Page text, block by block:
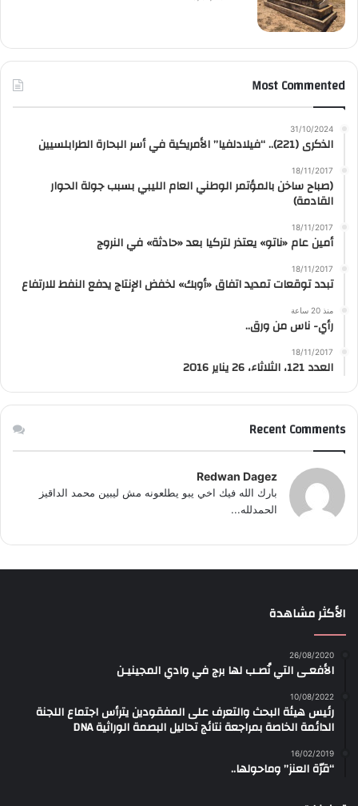
Most Commented
31/10/2024
الذكرى (221).. “فيلادلفيا” الأمريكية في أسر البحارة الطرابلسيين
18/11/2017
(صباح ساخن بالمؤتمر الوطني العام الليبي بسبب جولة الحوار
القادمة)
18/11/2017
أمين عام «ناتو» يعتذر لتركيا بعد «حادثة» في النروج
18/11/2017
تبدد توقعات تمديد اتفاق «أوبك» لخفض الإنتاج يدفع النفط للارتفاع
منذ 20 ساعة
رأي- ناس من ورق..
18/11/2017
العدد 121، الثلاثاء، 26 يناير 2016
Recent Comments
Redwan Dagez
بارك الله فيك اخي يبو يطلعونه مش ليبين محمد الداقيز
الحمدلله...
الأكثر مشاهدة
26/08/2020
الأفعـى التي نُصـب لها برج في وادي المجينيـن
10/08/2022
رئيس هيئة البحث والتعرف على المفقودين يترأس اجتماع اللجنة
الدائمة الخاصة بمراجعة نتائج تحاليل البصمة الوراثية DNA
16/02/2019
“قرّة العنز” وماحولها..